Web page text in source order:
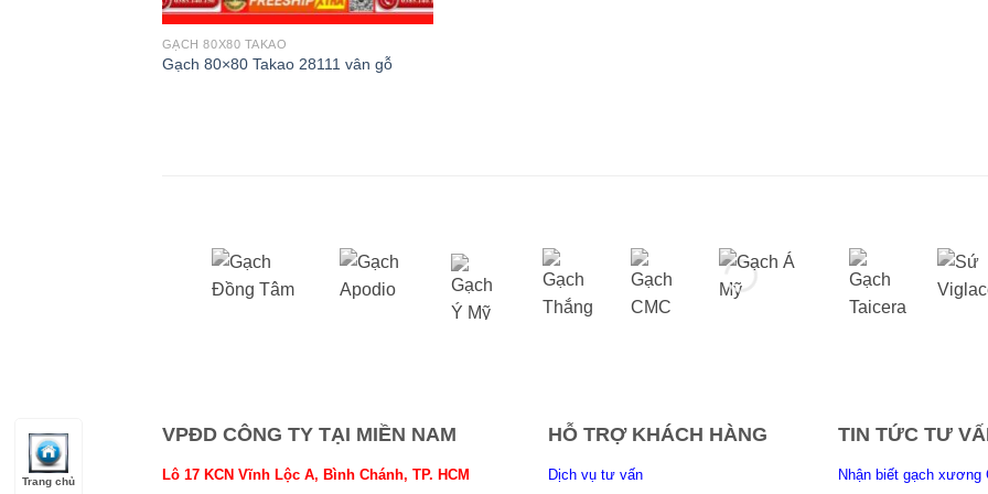
GẠCH 80X80 TAKAO
Gạch 80×80 Takao 28111 vân gỗ
VPĐD CÔNG TY TẠI MIỀN NAM
Lô 17 KCN Vĩnh Lộc A, Bình Chánh, TP. HCM
HỖ TRỢ KHÁCH HÀNG
Dịch vụ tư vấn
TIN TỨC TƯ
Nhận biết gạch xương
Trang chủ